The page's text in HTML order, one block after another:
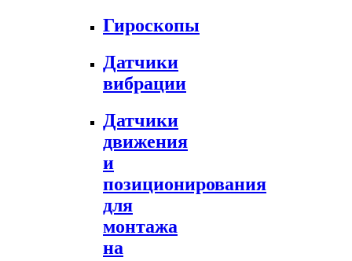
Гироскопы
Датчики
вибрации
Датчики
движения
и
позиционирования
для
монтажа
на